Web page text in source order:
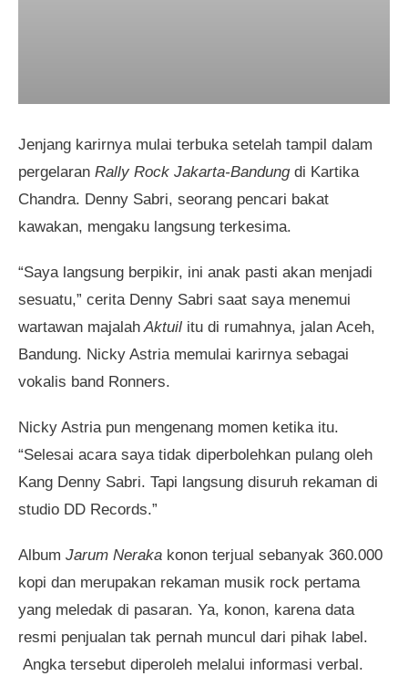
Jenjang karirnya mulai terbuka setelah tampil dalam
pergelaran Rally Rock Jakarta-Bandungdi Kartika
Chandra. Denny Sabri, seorang pencari bakat
kawakan, mengaku langsung terkesima.
“Saya langsung berpikir, ini anak pasti akan menjadi
sesuatu,” cerita Denny Sabri saat saya menemui
wartawan majalahAktuil itu di rumahnya, jalan Aceh,
Bandung. Nicky Astria memulai karirnya sebagai
vokalis band Ronners.
Nicky Astria pun mengenang momen ketika itu.
“Selesai acara saya tidak diperbolehkan pulang oleh
Kang Denny Sabri. Tapi langsung disuruh rekaman di
studio DD Records.”
Album Jarum Neraka konon terjual sebanyak 360.000
kopi dan merupakan rekaman musik rock pertama
yang meledak di pasaran. Ya, konon, karena data
resmi penjualan tak pernah muncul dari pihak label.
Angka tersebut diperoleh melalui informasi verbal.